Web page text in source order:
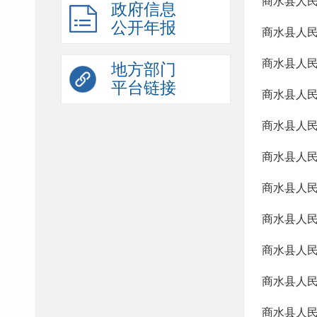
政府信息
公开年报
地方部门
平台链接
商水县人
商水县人
商水县人